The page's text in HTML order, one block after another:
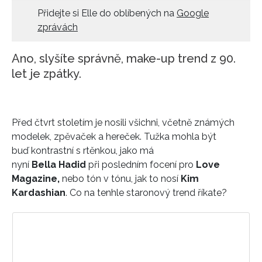
Přidejte si Elle do oblíbených na Google
zprávách
Ano, slyšíte správně, make-up trend z 90.
let je zpátky.
Před čtvrt stoletím je nosili všichni, včetně známých
modelek, zpěvaček a hereček. Tužka mohla být
buď kontrastní s rtěnkou, jako má
nyní Bella Hadid při posledním focení pro Love
Magazine, nebo tón v tónu, jak to nosí Kim
Kardashian. Co na tenhle staronový trend říkate?